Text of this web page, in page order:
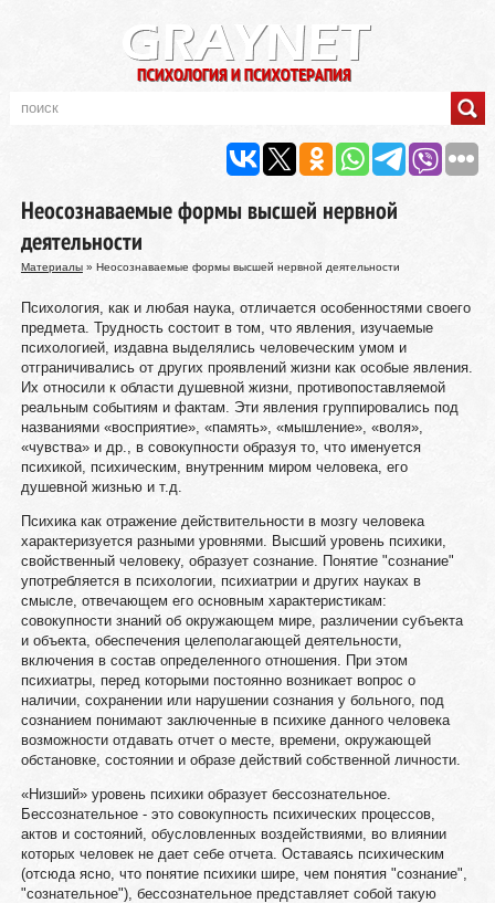
Неосознаваемые формы высшей нервной
деятельности
Материалы» Неосознаваемые формы высшей нервной деятельности
Психология, как и любая наука, отличается особенностями своего
предмета. Трудность состоит в том, что явления, изучаемые
психологией, издавна выделялись человеческим умом и
отграничивались от других проявлений жизни как особые явления.
Их относили к области душевной жизни, противопоставляемой
реальным событиям и фактам. Эти явления группировались под
названиями «восприятие», «память», «мышление», «воля»,
«чувства» и др., в совокупности образуя то, что именуется
психикой, психическим, внутренним миром человека, его
душевной жизнью и т.д.
Психика как отражение действительности в мозгу человека
характеризуется разными уровнями. Высший уровень психики,
свойственный человеку, образует сознание. Понятие "сознание"
употребляется в психологии, психиатрии и других науках в
смысле, отвечающем его основным характеристикам:
совокупности знаний об окружающем мире, различении субъекта
и объекта, обеспечения целеполагающей деятельности,
включения в состав определенного отношения. При этом
психиатры, перед которыми постоянно возникает вопрос о
наличии, сохранении или нарушении сознания у больного, под
сознанием понимают заключенные в психике данного человека
возможности отдавать отчет о месте, времени, окружающей
обстановке, состоянии и образе действий собственной личности.
«Низший» уровень психики образует бессознательное.
Бессознательное - это совокупность психических процессов,
актов и состояний, обусловленных воздействиями, во влиянии
которых человек не дает себе отчета. Оставаясь психическим
(отсюда ясно, что понятие психики шире, чем понятия "сознание",
"сознательное"), бессознательное представляет собой такую